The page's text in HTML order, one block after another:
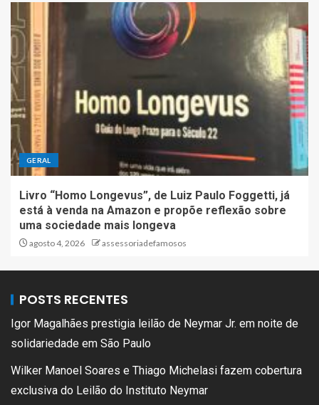
GERAL
Livro “Homo Longevus”, de Luiz Paulo Foggetti, já
está à venda na Amazon e propõe reflexão sobre
uma sociedade mais longeva
agosto 4, 2026 assessoriadefamosos
POSTS RECENTES
Igor Magalhães prestigia leilão de Neymar Jr. em noite de
solidariedade em São Paulo
Wilker Manoel Soares e Thiago Michelasi fazem cobertura
exclusiva do Leilão do Instituto Neymar